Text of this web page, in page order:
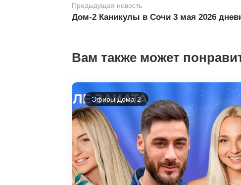
Предыдущая новость
Дом-2 Каникулы в Сочи 3 мая 2026
Вам также может
Эфиры Дома-2